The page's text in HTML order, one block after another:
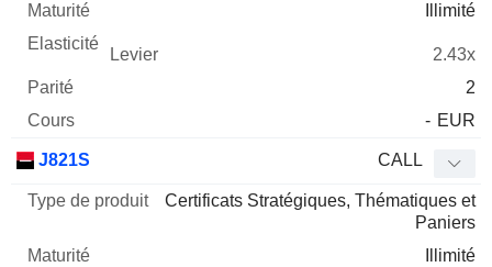
Illimité
2.43x
2
- EUR
J821S CALL
Certificats Stratégiques, Thématiques et
Paniers
Illimité